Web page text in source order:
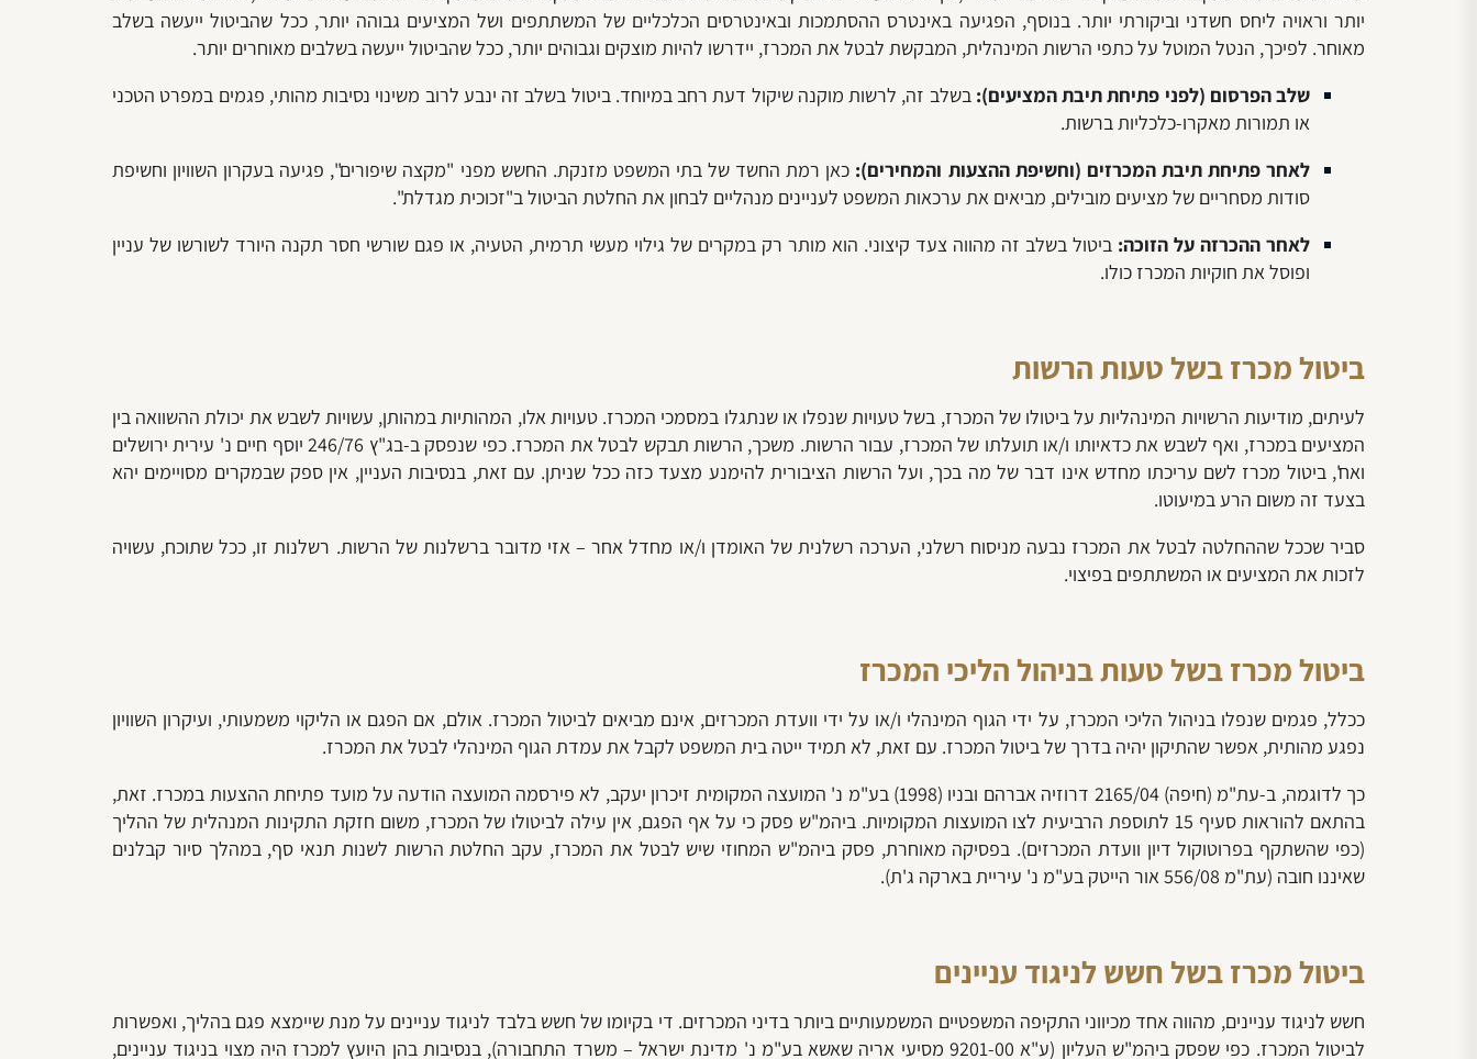
יותר וראויה ליחס חשדני וביקורתי יותר. בנוסף, הפגיעה באינטרס ההסתמכות ובאינטרסים הכלכליים של המשתתפים ושל המציעים גבוהה יותר, ככל שהביטול ייעשה בשלב
מאוחר. לפיכך, הנטל המוטל על כתפי הרשות המינהלית, המבקשת לבטל את המכרז, יידרשו להיות מוצקים וגבוהים יותר, ככל שהביטול ייעשה בשלבים מאוחרים יותר.
שלב הפרסום (לפני פתיחת תיבת המציעים): בשלב זה, לרשות מוקנה שיקול דעת רחב במיוחד. ביטול בשלב זה ינבע לרוב משינוי נסיבות מהותי, פגמים במפרט הטכני
או תמורות מאקרו-כלכליות ברשות.
לאחר פתיחת תיבת המכרזים (וחשיפת ההצעות והמחירים): כאן רמת החשד של בתי המשפט מזנקת. החשש מפני "מקצה שיפורים", פגיעה בעקרון השוויון וחשיפת
סודות מסחריים של מציעים מובילים, מביאים את ערכאות המשפט לעניינים מנהליים לבחון את החלטת הביטול ב"זכוכית מגדלת".
לאחר ההכרזה על הזוכה: ביטול בשלב זה מהווה צעד קיצוני. הוא מותר רק במקרים של גילוי מעשי תרמית, הטעיה, או פגם שורשי חסר תקנה היורד לשורשו של עניין
ופוסל את חוקיות המכרז כולו.
ביטול מכרז בשל טעות הרשות
לעיתים, מודיעות הרשויות המינהליות על ביטולו של המכרז, בשל טעויות שנפלו או שנתגלו במסמכי המכרז. טעויות אלו, המהותיות במהותן, עשויות לשבש את יכולת ההשוואה בין
המציעים במכרז, ואף לשבש את כדאיותו ו/או תועלתו של המכרז, עבור הרשות. משכך, הרשות תבקש לבטל את המכרז. כפי שנפסק ב-בג"ץ 246/76‏ ‏יוסף חיים נ' עירית ירושלים
ואח', ביטול מכרז לשם עריכתו מחדש אינו דבר של מה בכך, ועל הרשות הציבורית להימנע מצעד כזה ככל שניתן. עם זאת, בנסיבות העניין, אין ספק שבמקרים מסויימים יהא
בצעד זה משום הרע במיעוטו.
סביר שככל שההחלטה לבטל את המכרז נבעה מניסוח רשלני, הערכה רשלנית של האומדן ו/או מחדל אחר – אזי מדובר ברשלנות של הרשות. רשלנות זו, ככל שתוכח, עשויה
לזכות את המציעים או המשתתפים בפיצוי.
ביטול מכרז בשל טעות בניהול הליכי המכרז
ככלל, פגמים שנפלו בניהול הליכי המכרז, על ידי הגוף המינהלי ו/או על ידי וועדת המכרזים, אינם מביאים לביטול המכרז. אולם, אם הפגם או הליקוי משמעותי, ועיקרון השוויון
נפגע מהותית, אפשר שהתיקון יהיה בדרך של ביטול המכרז. עם זאת, לא תמיד ייטה בית המשפט לקבל את עמדת הגוף המינהלי לבטל את המכרז.
כך לדוגמה, ב-עת"מ (חיפה) 2165/04 דרוזיה אברהם ובניו (1998) בע"מ נ' המועצה המקומית זיכרון יעקב, לא פירסמה המועצה הודעה על מועד פתיחת ההצעות במכרז. זאת,
בהתאם להוראות סעיף 15 לתוספת הרביעית לצו המועצות המקומיות. ביהמ"ש פסק כי על אף הפגם, אין עילה לביטולו של המכרז, משום חזקת התקינות המנהלית של ההליך
(כפי שהשתקף בפרוטוקול דיון וועדת המכרזים). בפסיקה מאוחרת, פסק ביהמ"ש המחוזי שיש לבטל את המכרז, עקב החלטת הרשות לשנות תנאי סף, במהלך סיור קבלנים
שאיננו חובה (עת"מ 556/08 אור הייטק בע"מ נ' עיריית בארקה ג'ת).
ביטול מכרז בשל חשש לניגוד עניינים
חשש לניגוד עניינים, מהווה אחד מכיווני התקיפה המשפטיים המשמעותיים ביותר בדיני המכרזים. די בקיומו של חשש בלבד לניגוד עניינים על מנת שיימצא פגם בהליך, ואפשרות
לביטול המכרז. כפי שפסק ביהמ"ש העליון (ע"א 9201-00 מסיעי אריה שאשא בע"מ נ' מדינת ישראל – משרד התחבורה), בנסיבות בהן היועץ למכרז היה מצוי בניגוד עניינים,